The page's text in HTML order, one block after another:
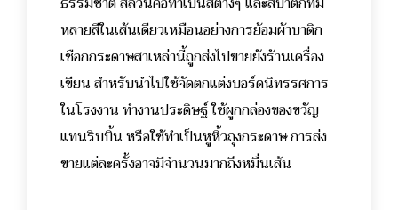
หลายสีในเส้นเดียวเหมือนอย่างการย้อมผ้าบาติก
เชือกกระดาษสาเหล่านี้ถูกส่งไปขายยังร้านเครื่อง
เขียน สำหรับนำไปใช้จัดตกแต่งบอร์ดนิทรรศการ
ในโรงงาน ทำงานประดิษฐ์ ใช้ผูกกล่องของขวัญ
แทนริบบิ้น หรือใช้ทำเป็นหูหิ้วถุงกระดาษ การส่ง
ขายแต่ละครั้งอาจมีจำนวนมากถึงหมื่นเส้น